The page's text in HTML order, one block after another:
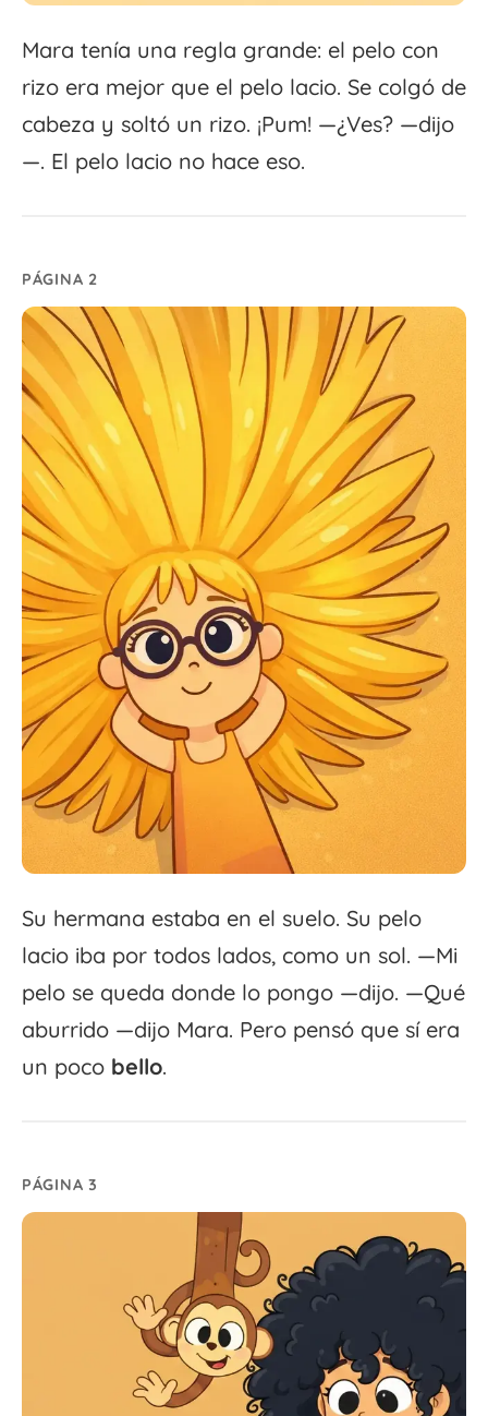
Mara tenía una regla grande: el pelo con
rizo era mejor que el pelo lacio. Se colgó de
cabeza y soltó un rizo. ¡Pum! —¿Ves? —dijo
—. El pelo lacio no hace eso.
PÁGINA 2
Su hermana estaba en el suelo. Su pelo
lacio iba por todos lados, como un sol. —Mi
pelo se queda donde lo pongo —dijo. —Qué
aburrido —dijo Mara. Pero pensó que sí era
un poco bello.
PÁGINA 3